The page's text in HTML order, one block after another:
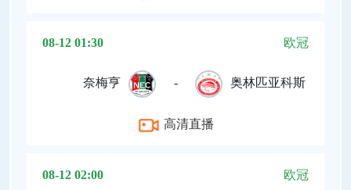
08-12 01:30 欧冠
奈梅亨 - 奥林匹亚科斯
高清直播
08-12 02:00 欧冠